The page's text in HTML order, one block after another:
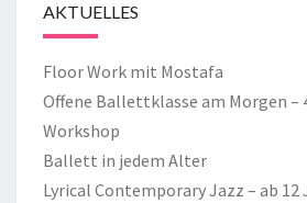
AKTUELLES
Floor Work mit Mostafa
Offene Ballettklasse am Morgen –
Workshop
Ballett in jedem Alter
Lyrical Contemporary Jazz – ab 12